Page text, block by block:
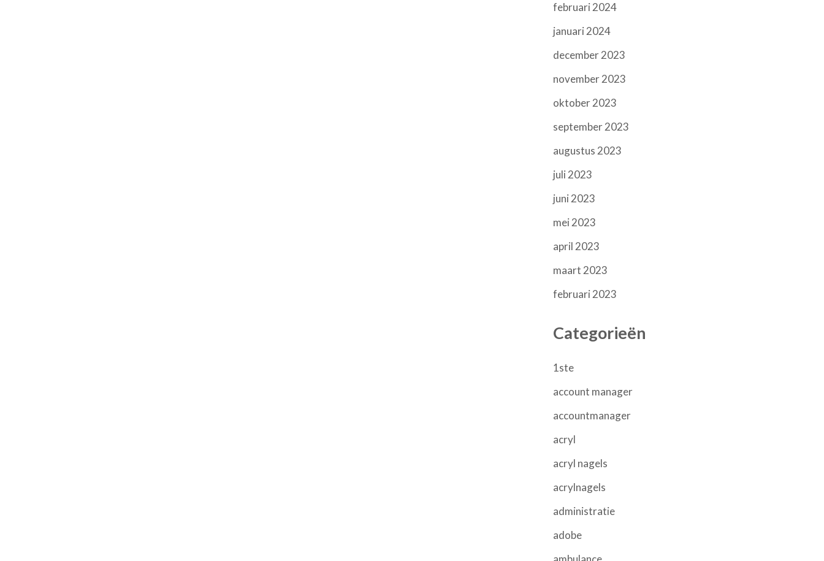
februari 2024
januari 2024
december 2023
november 2023
oktober 2023
september 2023
augustus 2023
juli 2023
juni 2023
mei 2023
april 2023
maart 2023
februari 2023
Categorieën
1ste
account manager
accountmanager
acryl
acryl nagels
acrylnagels
administratie
adobe